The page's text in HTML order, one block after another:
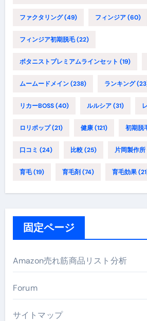
ファクタリング(49) フィンジア(60)
フィンジア初期脱毛(22)
ボタニストプレミアムラインセット (19)
ムームードメイン(238) ランキング
リカーBOSS(40) ルルシア(31)
ロリポップ(21) 健康(121) 初期脱
口コミ (24) 比較(25) 片岡製作所
育毛(19) 育毛剤 (74) 育毛効果
固定ページ
Amazon売れ筋商品リスト分析
Forum
サイトマップ